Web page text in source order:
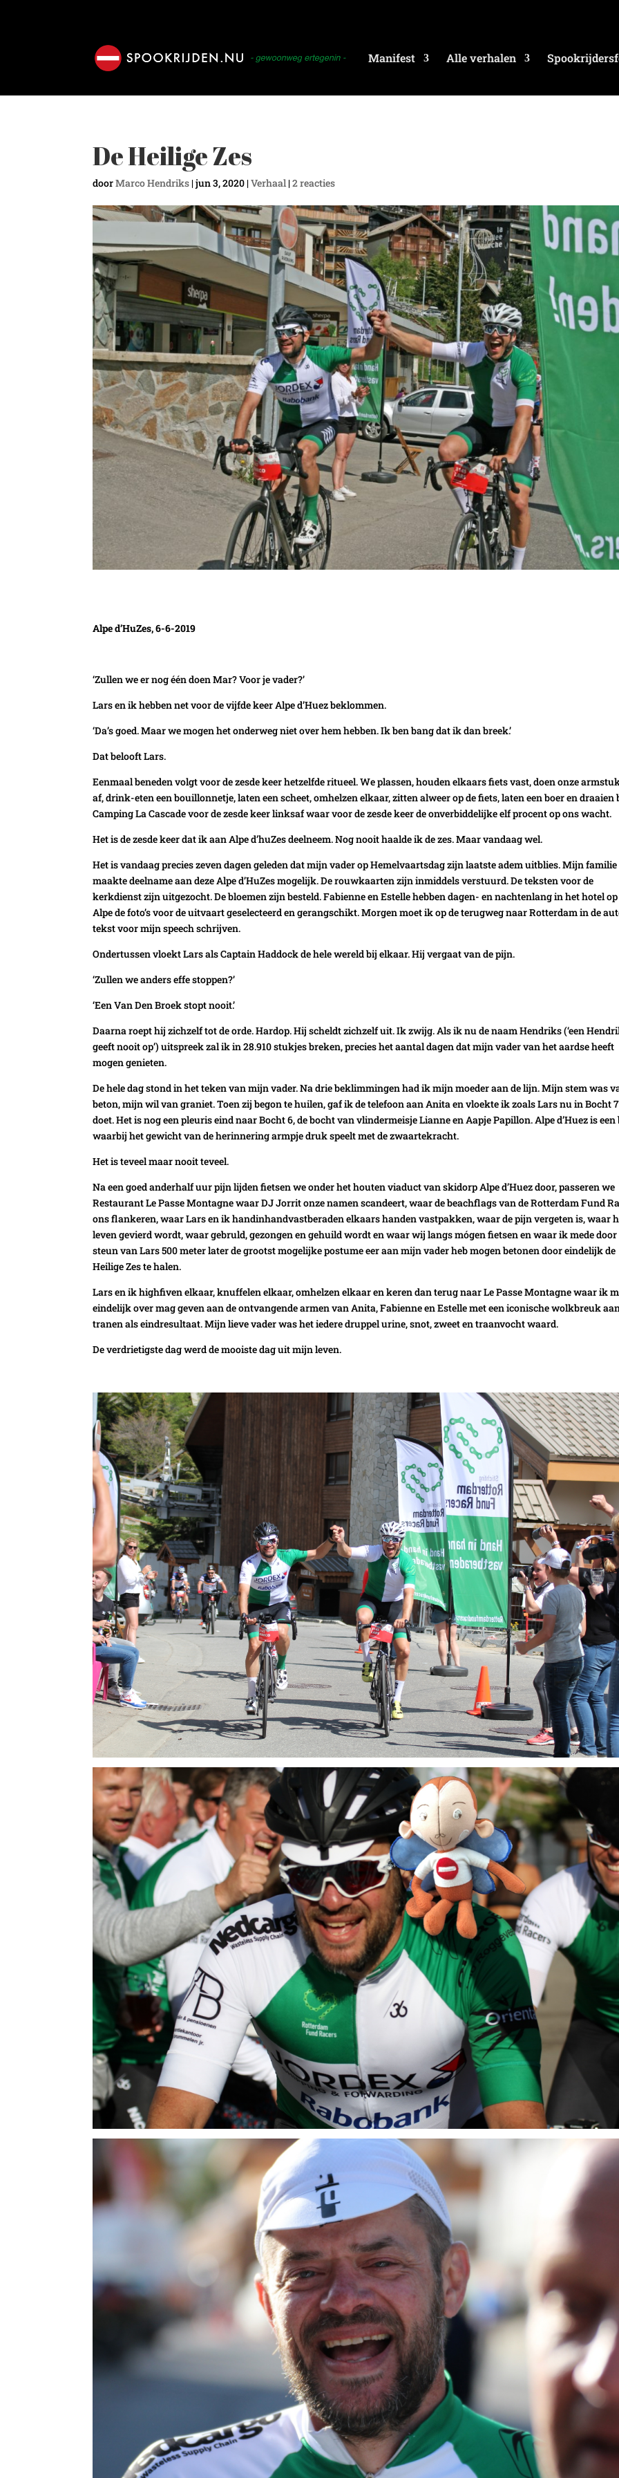
Manifest Alle verhalen
De Heilige Zes
doorMarco Hendriks |jun 3, 2020 |Verhaal|2 reacties
Alpe d’HuZes, 6-6-2019
‘Zullen we er nog één doen Mar? Voor je vader?’
Lars en ik hebben net voor de vijfde keer Alpe d’Huez beklommen.
‘Da’s goed. Maar we mogen het onderweg niet over hem hebben. Ik ben bang dat ik dan breek.’
Dat belooft Lars.
Eenmaal beneden volgt voor de zesde keer hetzelfde ritueel. We plassen, houden elkaars fiets vast, doen onze
af, drink-eten een bouillonnetje, laten een scheet, omhelzen elkaar, zitten alweer op de fiets, laten een boer en draaien
Camping La Cascade voor de zesde keer linksaf waar voor de zesde keer de onverbiddelijke elf procent op ons wacht.
Het is de zesde keer dat ik aan Alpe d’huZes deelneem. Nog nooit haalde ik de zes. Maar vandaag wel.
Het is vandaag precies zeven dagen geleden dat mijn vader op Hemelvaartsdag zijn laatste adem uitblies. Mijn familie
maakte deelname aan deze Alpe d’HuZes mogelijk. De rouwkaarten zijn inmiddels verstuurd. De teksten voor de
kerkdienst zijn uitgezocht. De bloemen zijn besteld. Fabienne en Estelle hebben dagen- en nachtenlang in het hotel op
Alpe de foto’s voor de uitvaart geselecteerd en gerangschikt. Morgen moet ik op de terugweg naar Rotterdam in de
tekst voor mijn speech schrijven.
Ondertussen vloekt Lars als Captain Haddock de hele wereld bij elkaar. Hij vergaat van de pijn.
‘Zullen we anders effe stoppen?’
‘Een Van Den Broek stopt nooit.’
Daarna roept hij zichzelf tot de orde. Hardop. Hij scheldt zichzelf uit. Ik zwijg. Als ik nu de naam Hendriks (‘een
geeft nooit op’) uitspreek zal ik in 28.910 stukjes breken, precies het aantal dagen dat mijn vader van het aardse heeft
mogen genieten.
De hele dag stond in het teken van mijn vader. Na drie beklimmingen had ik mijn moeder aan de lijn. Mijn stem was
beton, mijn wil van graniet. Toen zij begon te huilen, gaf ik de telefoon aan Anita en vloekte ik zoals Lars nu in Bocht 7
doet. Het is nog een pleuris eind naar Bocht 6, de bocht van vlindermeisje Lianne en Aapje Papillon. Alpe d’Huez is een
waarbij het gewicht van de herinnering armpje druk speelt met de zwaartekracht.
Het is teveel maar nooit teveel.
Na een goed anderhalf uur pijn lijden fietsen we onder het houten viaduct van skidorp Alpe d’Huez door, passeren we
Restaurant Le Passe Montagne waar DJ Jorrit onze namen scandeert, waar de beachflags van de Rotterdam Fund
ons flankeren, waar Lars en ik handinhandvastberaden elkaars handen vastpakken, waar de pijn vergeten is, waar
leven gevierd wordt, waar gebruld, gezongen en gehuild wordt en waar wij langs mógen fietsen en waar ik mede door
steun van Lars 500 meter later de grootst mogelijke postume eer aan mijn vader heb mogen betonen door eindelijk de
Heilige Zes te halen.
Lars en ik highfiven elkaar, knuffelen elkaar, omhelzen elkaar en keren dan terug naar Le Passe Montagne waar ik
eindelijk over mag geven aan de ontvangende armen van Anita, Fabienne en Estelle met een iconische wolkbreuk
tranen als eindresultaat. Mijn lieve vader was het iedere druppel urine, snot, zweet en traanvocht waard.
De verdrietigste dag werd de mooiste dag uit mijn leven.